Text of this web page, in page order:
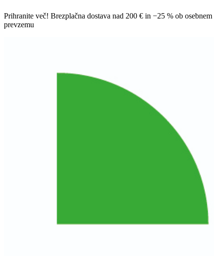
Prihranite več! Brezplačna dostava nad 200 € in −25 % ob osebnem
prevzemu